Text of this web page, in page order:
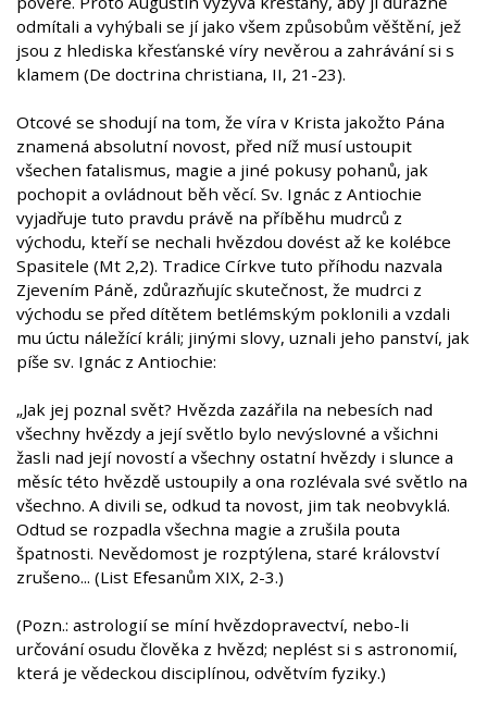
odmítali a vyhýbali se jí jako všem způsobům věštění, jež
jsou z hlediska křesťanské víry nevěrou a zahrávání si s
klamem (De doctrina christiana, II, 21-23).
Otcové se shodují na tom, že víra v Krista jakožto Pána
znamená absolutní novost, před níž musí ustoupit
všechen fatalismus, magie a jiné pokusy pohanů, jak
pochopit a ovládnout běh věcí. Sv. Ignác z Antiochie
vyjadřuje tuto pravdu právě na příběhu mudrců z
východu, kteří se nechali hvězdou dovést až ke kolébce
Spasitele (Mt 2,2). Tradice Církve tuto příhodu nazvala
Zjevením Páně, zdůrazňujíc skutečnost, že mudrci z
východu se před dítětem betlémským poklonili a vzdali
mu úctu náležící králi; jinými slovy, uznali jeho panství, jak
píše sv. Ignác z Antiochie:
„Jak jej poznal svět? Hvězda zazářila na nebesích nad
všechny hvězdy a její světlo bylo nevýslovné a všichni
žasli nad její novostí a všechny ostatní hvězdy i slunce a
měsíc této hvězdě ustoupily a ona rozlévala své světlo na
všechno. A divili se, odkud ta novost, jim tak neobvyklá.
Odtud se rozpadla všechna magie a zrušila pouta
špatnosti. Nevědomost je rozptýlena, staré království
zrušeno... (List Efesanům XIX, 2-3.)
(Pozn.: astrologií se míní hvězdopravectví, nebo-li
určování osudu člověka z hvězd; neplést si s astronomií,
která je vědeckou disciplínou, odvětvím fyziky.)